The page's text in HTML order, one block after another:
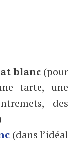
blanc (pour
tarte, une
des
(dans l’idéal